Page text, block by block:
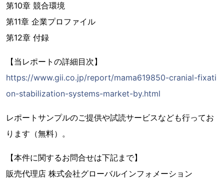
第10章 競合環境
第11章 企業プロファイル
第12章 付録
【当レポートの詳細目次】
https://www.gii.co.jp/report/mama619850-cranial-fixati
on-stabilization-systems-market-by.html
レポートサンプルのご提供や試読サービスなども行ってお
ります（無料）。
【本件に関するお問合せは下記まで】
販売代理店 株式会社グローバルインフォメーション